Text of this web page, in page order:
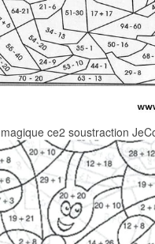
ce2 soustraction